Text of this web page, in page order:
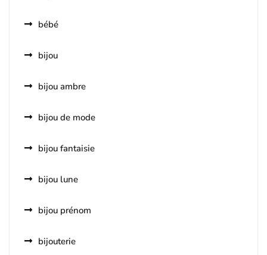
bébé
bijou
bijou ambre
bijou de mode
bijou fantaisie
bijou lune
bijou prénom
bijouterie